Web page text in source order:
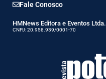
Fale Conosco
HMNews Editora e Eventos Ltda.
CNPJ: 20.958.939/0001-70